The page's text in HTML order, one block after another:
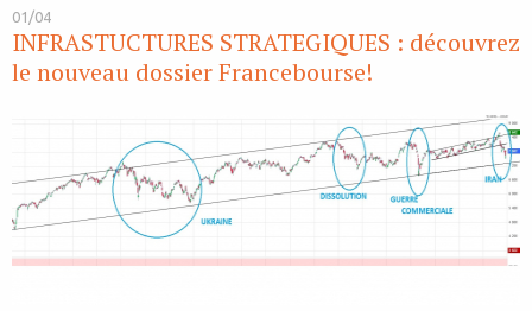
01/04
INFRASTUCTURES STRATEGIQUES : découvrez
le nouveau dossier Francebourse!